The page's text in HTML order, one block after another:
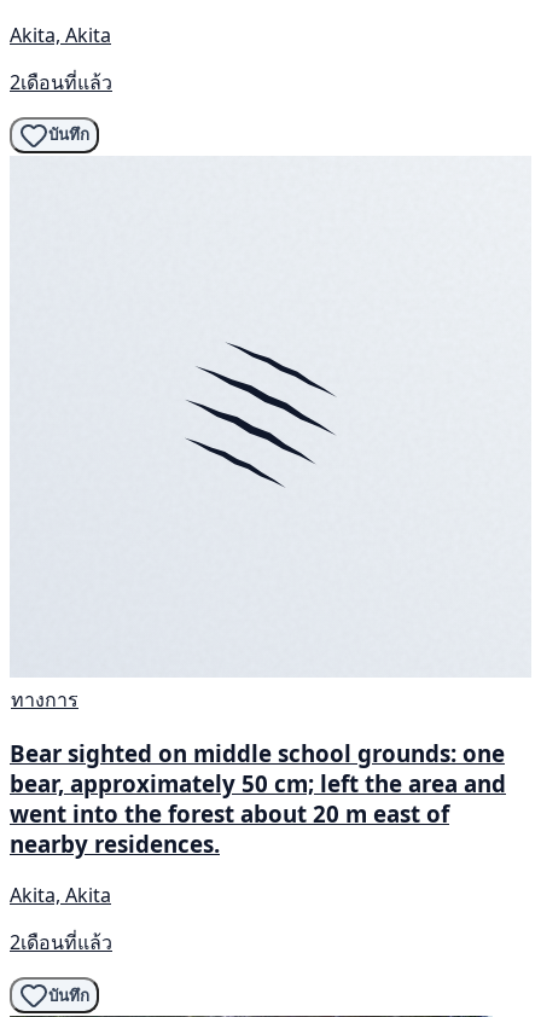
Akita, Akita
2เดือนที่แล้ว
บันทึก
ทางการ
Bear sighted on middle school grounds: one
bear, approximately 50 cm; left the area and
went into the forest about 20 m east of
nearby residences.
Akita, Akita
2เดือนที่แล้ว
บันทึก